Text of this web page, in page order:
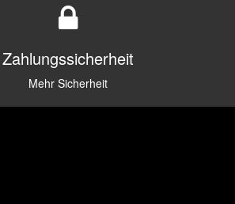
Zahlungssicherheit
Mehr Sicherheit